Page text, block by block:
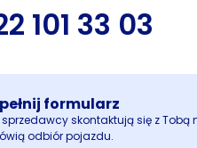
101 33 03
formularz
sprzedawcy skontaktują się z
odbiór pojazdu.